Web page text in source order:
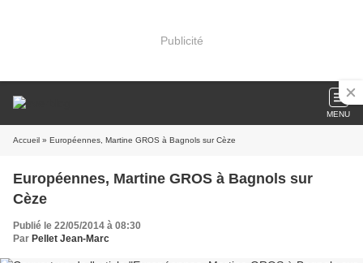
Publicité
MENU
Accueil » Européennes, Martine GROS à Bagnols sur Cèze
Européennes, Martine GROS à Bagnols sur
Cèze
Publié le 22/05/2014 à 08:30
Par Pellet Jean-Marc